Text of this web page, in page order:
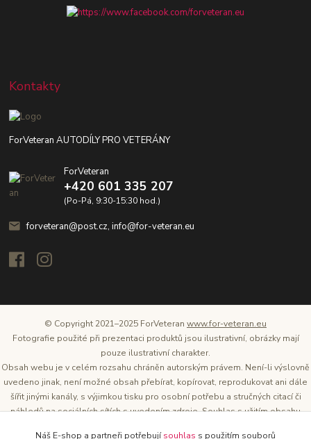
Kontakty
ForVeteran AUTODÍLY PRO VETERÁNY
ForVeteran
+420 601 335 207
(Po-Pá, 9:30-15:30 hod.)
forveteran@post.cz, info@for-veteran.eu
© Copyright 2021–2025 ForVeteran www.for-veteran.eu
Fotografie použité při prezentaci produktů jsou ilustrativní, obrázky mají
pouze ilustrativní charakter.
Obsah webu je v celém rozsahu chráněn autorským právem. Není-li výslovně
uvedeno jinak, není možné obsah přebírat, kopírovat, reprodukovat ani dále
šířit jinými kanály, s výjimkou tisku pro osobní potřebu a stručných citací či
náhledů na sociálních sítích s uvedením zdroje. Souhlas s užitím obsahu
Náš E-shop a partneři potřebujísouhlas s použitím souborů